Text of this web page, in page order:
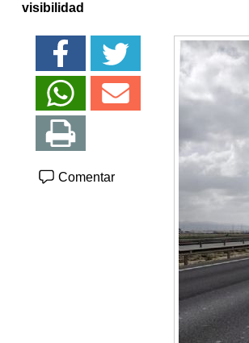
visibilidad
Comentar